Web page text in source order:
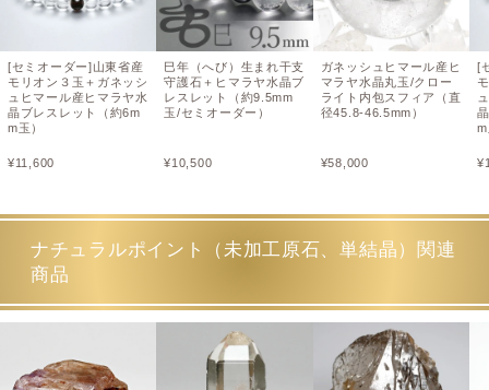
[セミオーダー]山東省産
モリオン３玉＋ガネッシ
ュヒマール産ヒマラヤ水
晶ブレスレット（約6m
m玉）
¥11,600
巳年（へび）生まれ干支
守護石＋ヒマラヤ水晶ブ
レスレット（約9.5mm
玉/セミオーダー）
¥10,500
ガネッシュヒマール産ヒ
マラヤ水晶丸玉/クロー
ライト内包スフィア（直
径45.8-46.5mm）
¥58,000
[
¥
ナチュラルポイント（未加工原石、単結晶）関連
商品